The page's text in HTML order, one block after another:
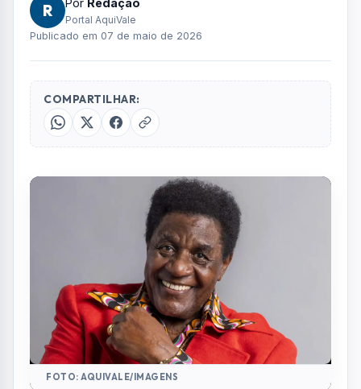
R
Portal AquiVale
Publicado em 07 de maio de 2026
COMPARTILHAR:
FOTO: AQUIVALE/IMAGENS